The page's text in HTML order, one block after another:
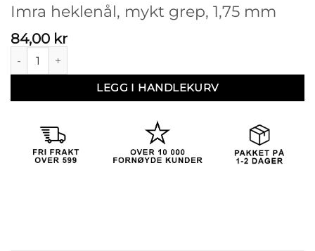
Imra heklenål, mykt grep, 1,75 mm
84,00 kr
Imra heklenål, mykt grep, 1,75 mm antall
LEGG I HANDLEKURV